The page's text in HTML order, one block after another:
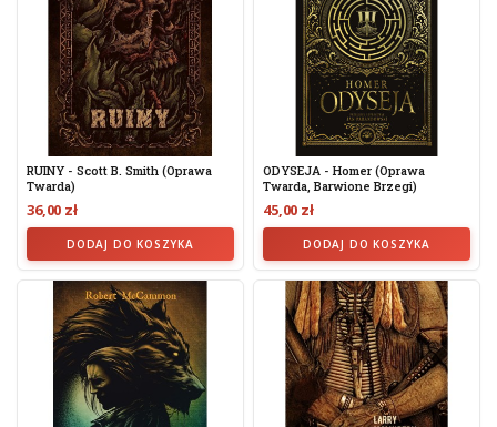
RUINY - Scott B. Smith (oprawa
Twarda)
36,00 zł
DODAJ DO KOSZYKA
ODYSEJA - Homer (oprawa
Twarda, Barwione Brzegi)
45,00 zł
DODAJ DO KOSZYKA